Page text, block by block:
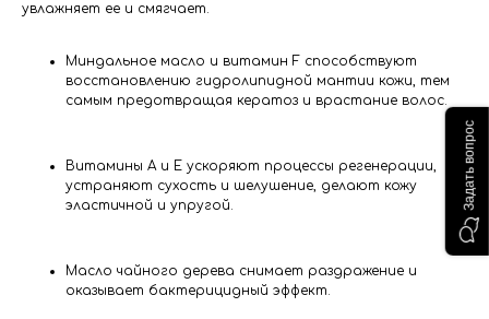
увлажняет ее и смягчает.
Миндальное масло и витамин F способствуют
восстановлению гидролипидной мантии кожи, тем
самым предотвращая кератоз и врастание волос.
Витамины А и Е ускоряют процессы регенерации,
устраняют сухость и шелушение, делают кожу
эластичной и упругой.
Масло чайного дерева снимает раздражение и
оказывает бактерицидный эффект.
Задать вопрос